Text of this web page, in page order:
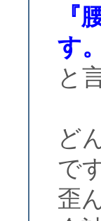
『
す
と
ど
で
歪